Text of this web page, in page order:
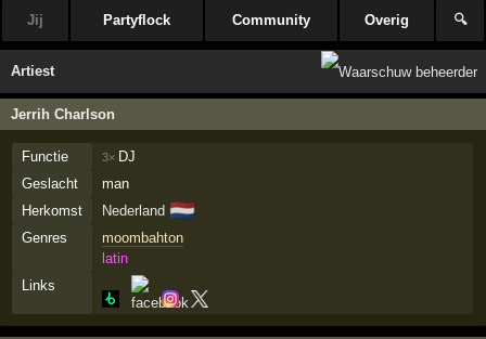
Jij Partyflock Community Overig 🔍
Artiest
Jerrih Charlson
Functie 3× DJ
Geslacht
man
Herkomst
Nederland 🇳🇱
Genres
moombahton
latin
Links